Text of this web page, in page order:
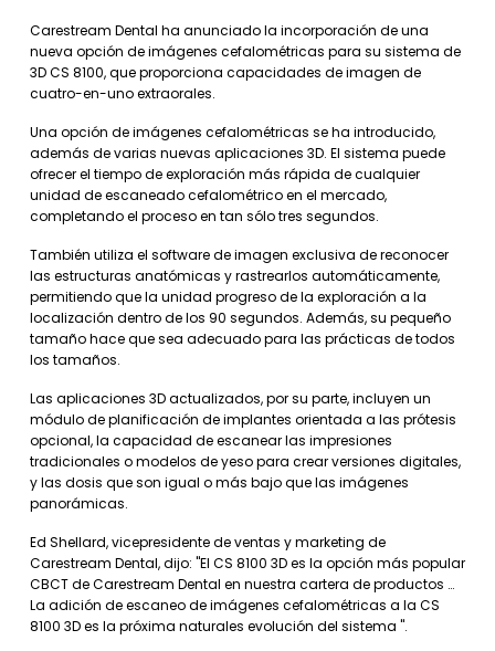
Carestream Dental ha anunciado la incorporación de una
nueva opción de imágenes cefalométricas para su sistema de
3D CS 8100, que proporciona capacidades de imagen de
cuatro-en-uno extraorales.
Una opción de imágenes cefalométricas se ha introducido,
además de varias nuevas aplicaciones 3D. El sistema puede
ofrecer el tiempo de exploración más rápida de cualquier
unidad de escaneado cefalométrico en el mercado,
completando el proceso en tan sólo tres segundos.
También utiliza el software de imagen exclusiva de reconocer
las estructuras anatómicas y rastrearlos automáticamente,
permitiendo que la unidad progreso de la exploración a la
localización dentro de los 90 segundos. Además, su pequeño
tamaño hace que sea adecuado para las prácticas de todos
los tamaños.
Las aplicaciones 3D actualizados, por su parte, incluyen un
módulo de planificación de implantes orientada a las prótesis
opcional, la capacidad de escanear las impresiones
tradicionales o modelos de yeso para crear versiones digitales,
y las dosis que son igual o más bajo que las imágenes
panorámicas.
Ed Shellard, vicepresidente de ventas y marketing de
Carestream Dental, dijo: "El CS 8100 3D es la opción más popular
CBCT de Carestream Dental en nuestra cartera de productos …
La adición de escaneo de imágenes cefalométricas a la CS
8100 3D es la próxima naturales evolución del sistema ".